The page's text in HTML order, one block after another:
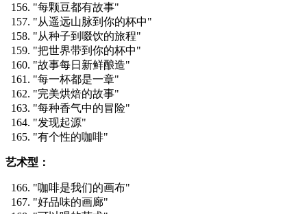
"每颗豆都有故事"
"从遥远山脉到你的杯中"
"从种子到啜饮的旅程"
"把世界带到你的杯中"
"故事每日新鲜酿造"
"每一杯都是一章"
"完美烘焙的故事"
"每种香气中的冒险"
"发现起源"
"有个性的咖啡"
艺术型：
"咖啡是我们的画布"
"好品味的画廊"